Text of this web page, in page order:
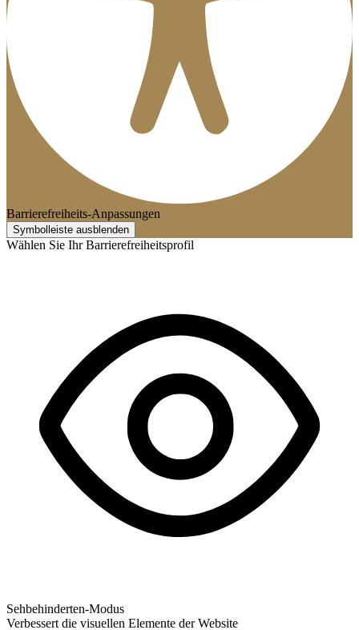
Barrierefreiheits-Anpassungen
Symbolleiste ausblenden
Wählen Sie Ihr Barrierefreiheitsprofil
Sehbehinderten-Modus
Verbessert die visuellen Elemente der Website